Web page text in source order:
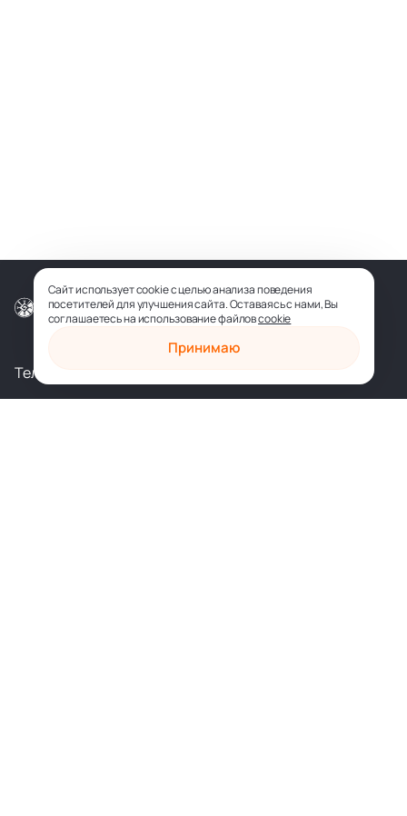
© ООО «СОФИЯ-МЕДИА», 2026
Телеграм Вконтакте
Сайт использует cookie с целью анализа поведения
посетителей для улучшения сайта. Оставаясь с нами, Вы
соглашаетесь на использование файловcookie
Принимаю